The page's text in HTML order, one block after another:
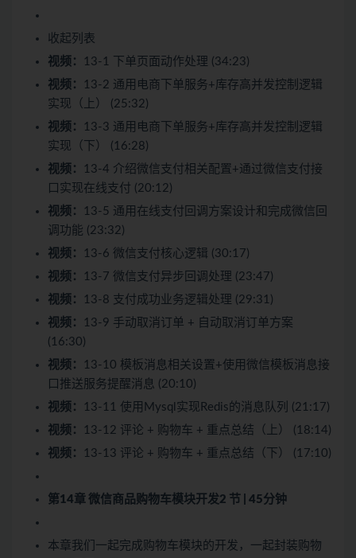
收起列表
视频：
13-1 下单页面动作处理 (34:23)
视频：
13-2 通用电商下单服务+库存高并发控制逻辑
实现（上） (25:32)
视频：
13-3 通用电商下单服务+库存高并发控制逻辑
实现（下） (16:28)
视频：
13-4 介绍微信支付相关配置+通过微信支付接
口实现在线支付 (20:12)
视频：
13-5 通用在线支付回调方案设计和完成微信回
调功能 (23:32)
视频：
13-6 微信支付核心逻辑 (30:17)
视频：
13-7 微信支付异步回调处理 (23:47)
视频：
13-8 支付成功业务逻辑处理 (29:31)
视频：
13-9 手动取消订单 + 自动取消订单方案
(16:30)
视频：
13-10 模板消息相关设置+使用微信模板消息接
口推送服务提醒消息 (20:10)
视频：
13-11 使用Mysql实现Redis的消息队列 (21:17)
视频：
13-12 评论 + 购物车 + 重点总结（上） (18:14)
视频：
13-13 评论 + 购物车 + 重点总结（下） (17:10)
第14章 微信商品购物车模块开发2 节 | 45分钟
本章我们一起完成购物车模块的开发，一起封装购物